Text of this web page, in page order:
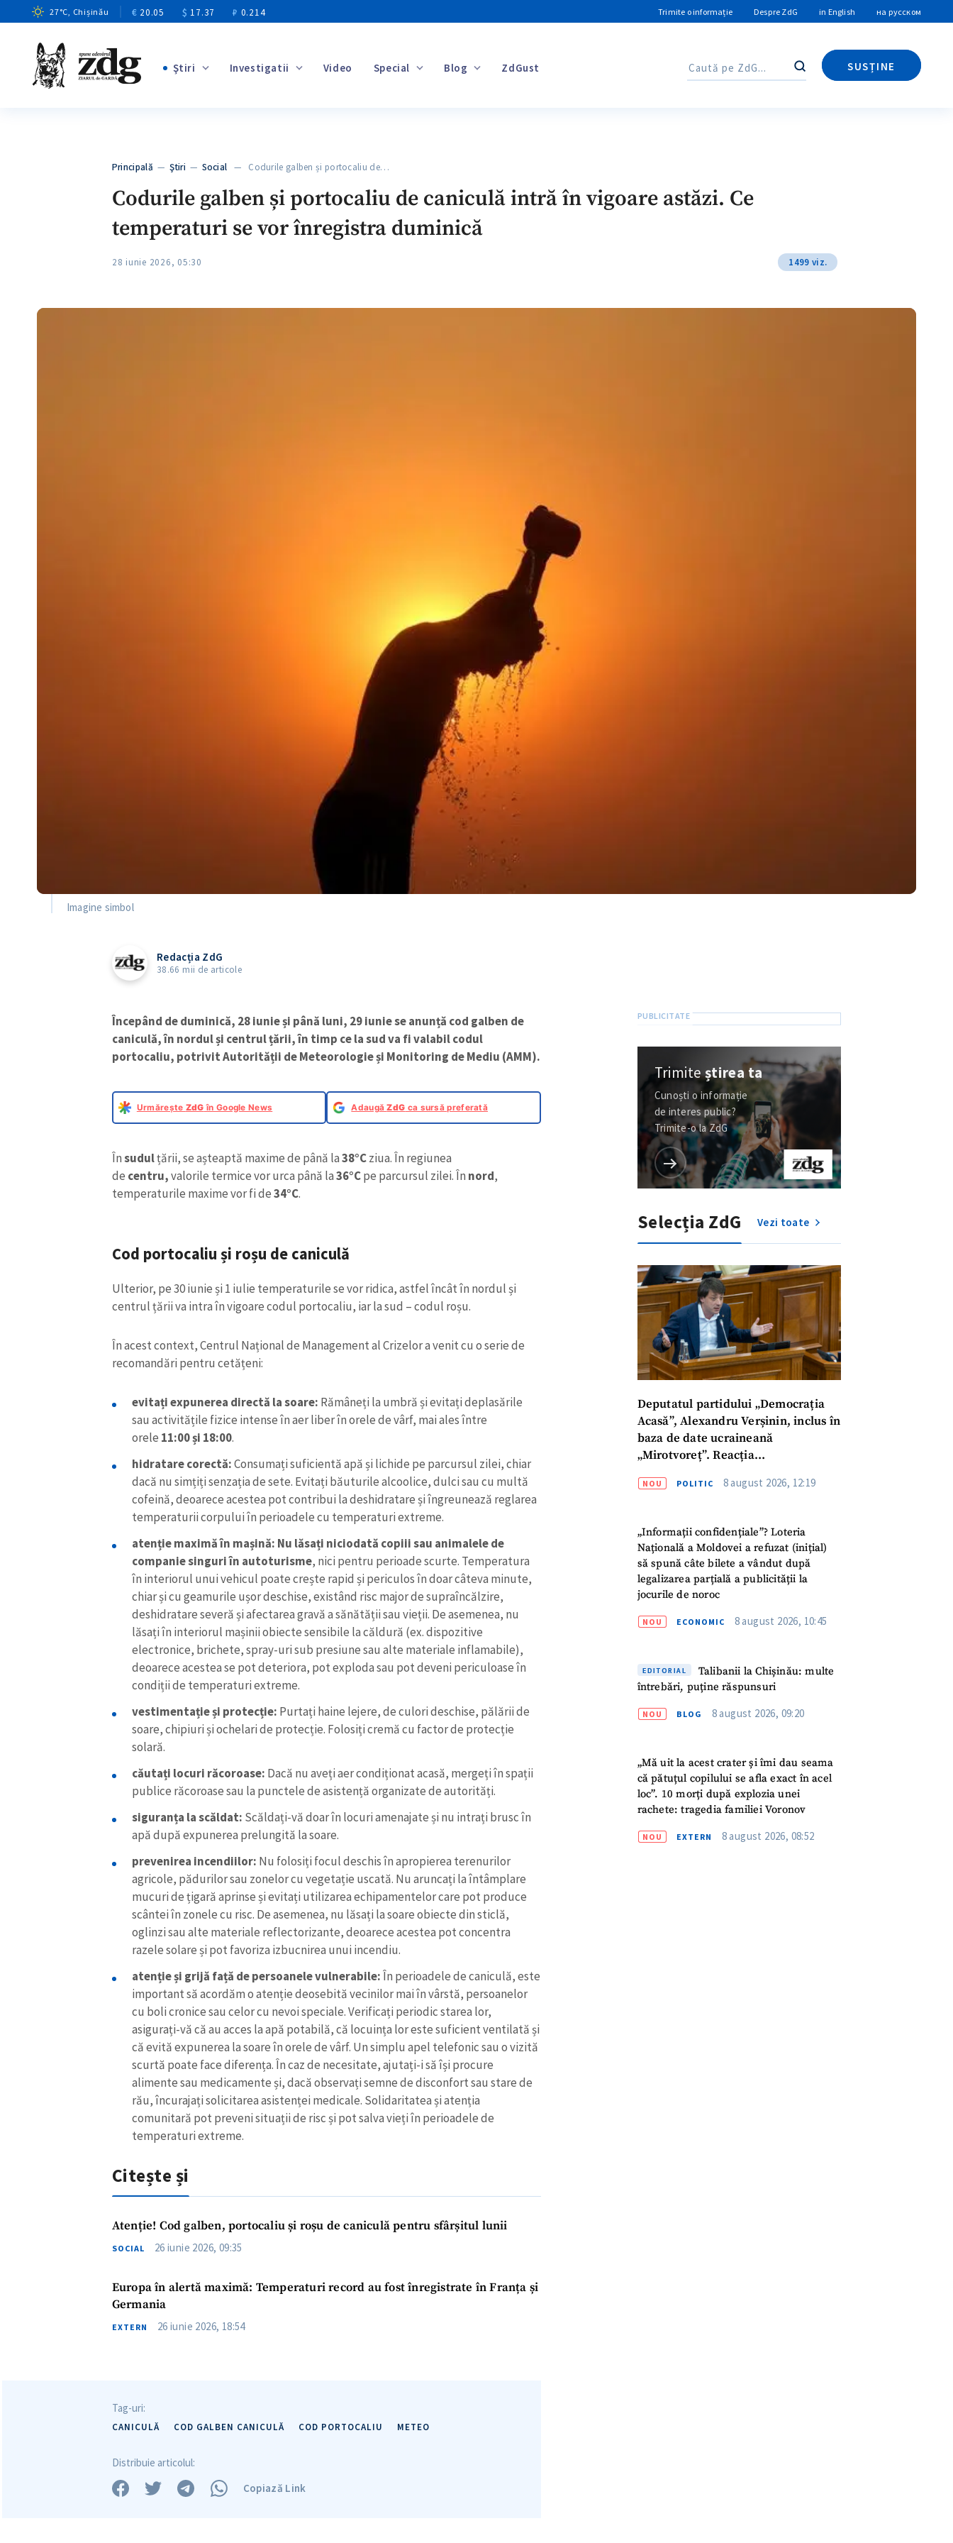
27°C, Chișinău € 20.05 $ 17.37 ₽ 0.214 Trimite o informație Despre ZdG in English на русском
Ştiri Investigatii Video Special Blog ZdGust Caută
SUSȚINE
Caută
Principală —Ştiri —Social — Codurile galben și portocaliu de…
Codurile galben și portocaliu de caniculă intră în vigoare astăzi. Ce
temperaturi se vor înregistra duminică
28 iunie 2026, 05:30 1499 viz.
Imagine simbol
Redacția ZdG
38.66 mii de articole
Începând de duminică, 28 iunie și până luni, 29 iunie se anunță cod galben de
caniculă, în nordul și centrul țării, în timp ce la sud va fi valabil codul
portocaliu, potrivit Autorității de Meteorologie și Monitoring de Mediu (AMM).
Urmărește ZdG în Google News AdaugăZdG ca sursă preferată
Însudulțării, se așteaptă maxime de până la38°Cziua. În regiunea
de centru,valorile termice vor urca până la36°Cpe parcursul zilei. În nord,
temperaturile maxime vor fi de34°C.
Cod portocaliu și roșu de caniculă
Ulterior, pe 30 iunie și 1 iulie temperaturile se vor ridica, astfel încât în nordul și
centrul țării va intra în vigoare codul portocaliu, iar la sud – codul roșu.
În acest context, Centrul Național de Management al Crizelor a venit cu o serie de
recomandări pentru cetățeni:
evitați expunerea directă la soare: Rămâneți la umbră și evitați deplasările
sau activitățile fizice intense în aer liber în orele de vârf, mai ales între
orele 11:00 și 18:00.
hidratare corectă:Consumați suficientă apă și lichide pe parcursul zilei, chiar
dacă nu simțiți senzația de sete. Evitați băuturile alcoolice, dulci sau cu multă
cofeină, deoarece acestea pot contribui la deshidratare și îngreunează reglarea
temperaturii corpului în perioadele cu temperaturi extreme.
atenție maximă în mașină: Nu lăsați niciodată copiii sau animalele de
companie singuri în autoturisme, nici pentru perioade scurte. Temperatura
în interiorul unui vehicul poate crește rapid și periculos în doar câteva minute,
chiar și cu geamurile ușor deschise, existând risc major de supraîncălzire,
deshidratare severă și afectarea gravă a sănătății sau vieții. De asemenea, nu
lăsați în interiorul mașinii obiecte sensibile la căldură (ex. dispozitive
electronice, brichete, spray-uri sub presiune sau alte materiale inflamabile),
deoarece acestea se pot deteriora, pot exploda sau pot deveni periculoase în
condiții de temperaturi extreme.
vestimentație și protecție: Purtați haine lejere, de culori deschise, pălării de
soare, chipiuri și ochelari de protecție. Folosiți cremă cu factor de protecție
solară.
căutați locuri răcoroase: Dacă nu aveți aer condiționat acasă, mergeți în spații
publice răcoroase sau la punctele de asistență organizate de autorități.
siguranța la scăldat: Scăldați-vă doar în locuri amenajate și nu intrați brusc în
apă după expunerea prelungită la soare.
prevenirea incendiilor: Nu folosiți focul deschis în apropierea terenurilor
agricole, pădurilor sau zonelor cu vegetație uscată. Nu aruncați la întâmplare
mucuri de țigară aprinse și evitați utilizarea echipamentelor care pot produce
scântei în zonele cu risc. De asemenea, nu lăsați la soare obiecte din sticlă,
oglinzi sau alte materiale reflectorizante, deoarece acestea pot concentra
razele solare și pot favoriza izbucnirea unui incendiu.
atenție și grijă față de persoanele vulnerabile:În perioadele de caniculă, este
important să acordăm o atenție deosebită vecinilor mai în vârstă, persoanelor
cu boli cronice sau celor cu nevoi speciale. Verificați periodic starea lor,
asigurați-vă că au acces la apă potabilă, că locuința lor este suficient ventilată și
că evită expunerea la soare în orele de vârf. Un simplu apel telefonic sau o vizită
scurtă poate face diferența. În caz de necesitate, ajutați-i să își procure
alimente sau medicamente și, dacă observați semne de disconfort sau stare de
rău, încurajați solicitarea asistenței medicale. Solidaritatea și atenția
comunitară pot preveni situații de risc și pot salva vieți în perioadele de
temperaturi extreme.
Citește și
Atenție! Cod galben, portocaliu și roșu de caniculă pentru sfârșitul lunii
SOCIAL 26 iunie 2026, 09:35
Europa în alertă maximă: Temperaturi record au fost înregistrate în Franța și
Germania
EXTERN 26 iunie 2026, 18:54
Tag-uri:
CANICULĂ COD GALBEN CANICULĂ COD PORTOCALIU METEO
Distribuie articolul:
Copiază Link
Trimiteștirea ta
Cunoști o informație
de interes public?
Trimite-o la ZdG
Selecția ZdG Vezi toate
Deputatul partidului „Democrația
Acasă”, Alexandru Verșinin, inclus în
baza de date ucraineană
„Mirotvoreț”. Reacția
NOU POLITIC 8 august 2026, 12:19
„Informații confidențiale”? Loteria
Națională a Moldovei a refuzat (inițial)
să spună câte bilete a vândut după
legalizarea parțială a publicității la
jocurile de noroc
NOU ECONOMIC 8 august 2026, 10:45
EDITORIAL
Talibanii la Chișinău: multe
întrebări, puține răspunsuri
NOU BLOG 8 august 2026, 09:20
„Mă uit la acest crater și îmi dau seama
că pătuțul copilului se afla exact în acel
loc”. 10 morți după explozia unei
rachete: tragedia familiei Voronov
NOU EXTERN 8 august 2026, 08:52
ȘTIREA MEA
Titlu știre + Adaugă titlu
Fotografie + Încarcă imagine
Link media + Link media
Mesajul știrei + Mesajul știrei
+ Numele meu
+ Emailul meu
Am citit și sunt de acord cupolitica de
TRIMITE ȘTIREA